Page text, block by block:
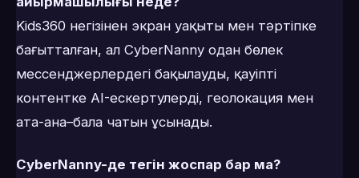
Kids360 негізінен экран уақыты мен тәртіпке
бағытталған, ал CyberNanny одан бөлек
мессенджерлердегі бақылауды, қауіпті
контентке AI-ескертулерді, геолокация мен
ата-ана–бала чатын ұсынады.
CyberNanny-де тегін жоспар бар ма?